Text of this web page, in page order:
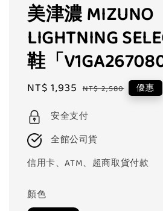
美津濃 MIZUNO
LIGHTNING
鞋「
Sale
NT$ 1,935 Regular
NT$ 2,580 優惠
安全支付
全館公司貨
信用卡、ATM、超商取貨付款
顏色